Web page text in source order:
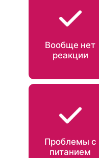
Вообще нет
реакции
Проблемы с
питанием